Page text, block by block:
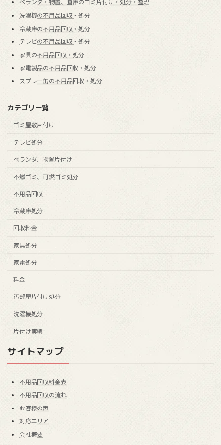
ベランダ・物置、倉庫のゴミ片付け・処分・整理
洗濯機の不用品回収・処分
冷蔵庫の不用品回収・処分
テレビの不用品回収・処分
家具の不用品回収・処分
家電製品の不用品回収・処分
スプレー缶の不用品回収・処分
カテゴリ一覧
ゴミ屋敷片付け
テレビ処分
ベランダ、物置片付け
不燃ゴミ、可燃ゴミ処分
不用品回収
冷蔵庫処分
回収料金
家具処分
家電処分
料金
汚部屋片付け処分
洗濯機処分
片付け実績
サイトマップ
不用品回収料金表
不用品回収の流れ
お客様の声
対応エリア
会社概要